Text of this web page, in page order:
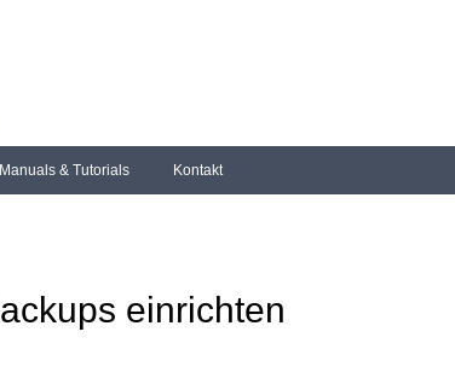
Manuals & Tutorials Kontakt
einrichten